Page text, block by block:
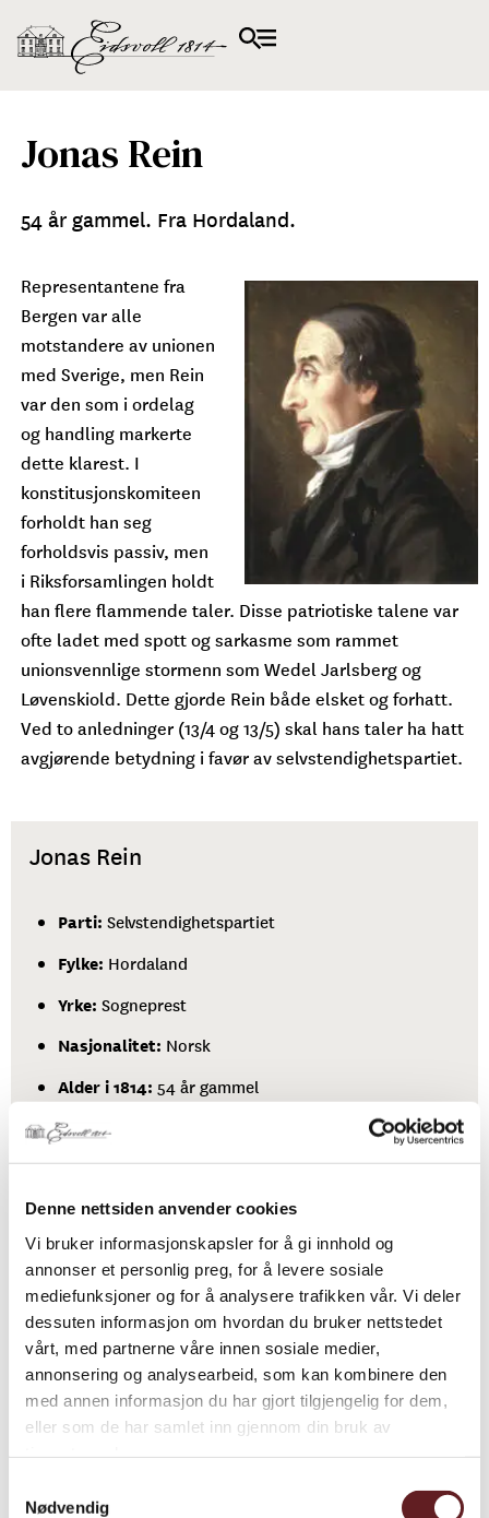
Denne nettsiden anvender cookies
Vi bruker informasjonskapsler for å gi innhold og
annonser et personlig preg, for å levere sosiale
mediefunksjoner og for å analysere trafikken vår. Vi deler
dessuten informasjon om hvordan du bruker nettstedet
vårt, med partnerne våre innen sosiale medier,
annonsering og analysearbeid, som kan kombinere den
med annen informasjon du har gjort tilgjengelig for dem,
eller som de har samlet inn gjennom din bruk av
Nødvendig
Jonas Rein
54 år gammel. Fra Hordaland.
Representantene fra
Bergen var alle
motstandere av unionen
med Sverige, men Rein
var den som i ordelag
og handling markerte
dette klarest. I
konstitusjonskomiteen
forholdt han seg
forholdsvis passiv, men
i Riksforsamlingen holdt
han flere flammende taler. Disse patriotiske talene var
ofte ladet med spott og sarkasme som rammet
unionsvennlige stormenn som Wedel Jarlsberg og
Løvenskiold. Dette gjorde Rein både elsket og forhatt.
Ved to anledninger (13/4 og 13/5) skal hans taler ha hatt
avgjørende betydning i favør av selvstendighetspartiet.
Jonas Rein
Parti: Selvstendighetspartiet
Fylke: Hordaland
Yrke: Sogneprest
Nasjonalitet: Norsk
Alder i 1814: 54 år gammel
Valgdistrikt:
Rein var allerede i 1814 en aldrende mann og kom ikke
til å fortsette som stortingsrepresentant eller
regjeringsmedlem. I 1817 ble han innstilt som biskop til
Bergen, men denne gangen rammet uviljen ham selv.
Statsminister Anker utnevnte i stedet Nordahl Brun.